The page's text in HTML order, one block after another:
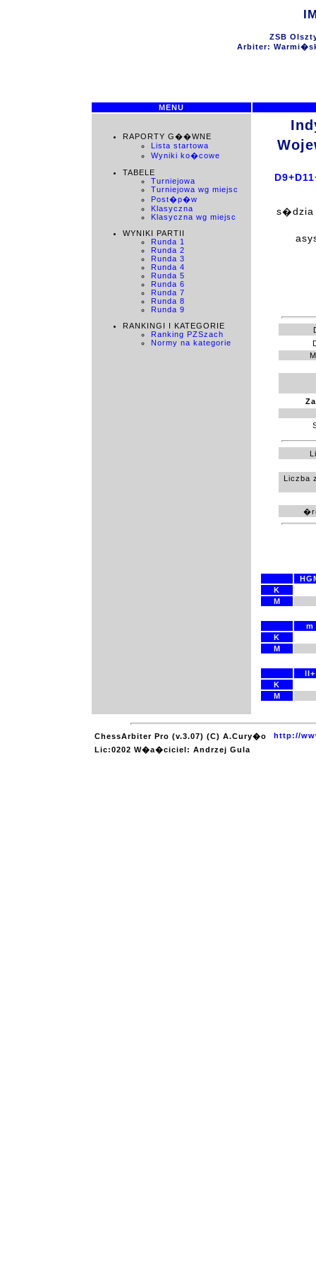
ZSB
Arbiter:
MENU
RAPORTY G��WNE
Lista startowa
Wyniki ko�cowe
TABELE
Turniejowa
Turniejowa wg miejsc
Post�p�w
Klasyczna
Klasyczna wg miejsc
WYNIKI PARTII
Runda 1
Runda 2
Runda 3
Runda 4
Runda 5
Runda 6
Runda 7
Runda 8
Runda 9
RANKINGI I KATEGORIE
Ranking PZSzach
Normy na kategorie
s�dzia
Liczba
K
M
m
K
M
II+
K
M
ChessArbiter Pro (v.3.07) (C) A.Cury�o
http://
Lic:0202 W�a�ciciel: Andrzej Gula